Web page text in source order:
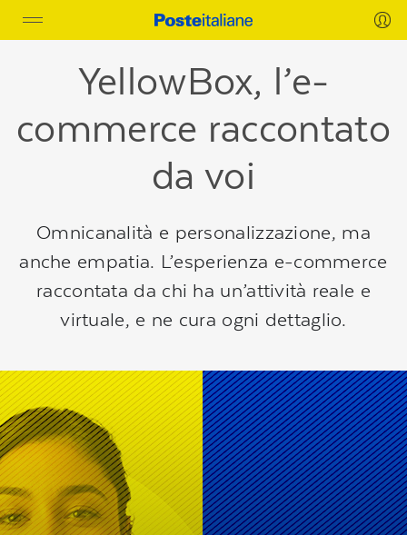
Toggle
navigation
YellowBox, l’e-
commerce raccontato
da voi
Omnicanalità e personalizzazione, ma
anche empatia. L’esperienza e-commerce
raccontata da chi ha un’attività reale e
virtuale, e ne cura ogni dettaglio.